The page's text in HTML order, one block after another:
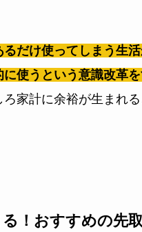
るだけ使ってしまう生
に使うという意識改革
ろ家計に余裕が生まれ
！おすすめの先